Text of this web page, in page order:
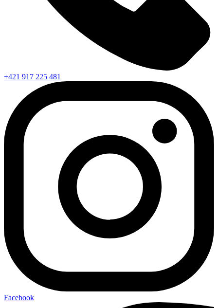
+421 917 225 481
Facebook